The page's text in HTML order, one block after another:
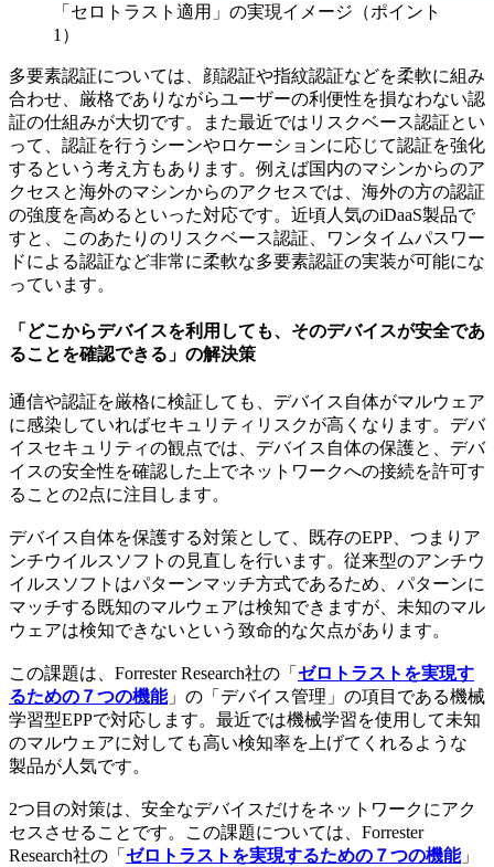
「セロトラスト適用」の実現イメージ（ポイント
1）
多要素認証については、顔認証や指紋認証などを柔軟に組み
合わせ、厳格でありながらユーザーの利便性を損なわない認
証の仕組みが大切です。また最近ではリスクベース認証とい
って、認証を行うシーンやロケーションに応じて認証を強化
するという考え方もあります。例えば国内のマシンからのア
クセスと海外のマシンからのアクセスでは、海外の方の認証
の強度を高めるといった対応です。近頃人気のiDaaS製品で
すと、このあたりのリスクベース認証、ワンタイムパスワー
ドによる認証など非常に柔軟な多要素認証の実装が可能にな
っています。
「どこからデバイスを利用しても、そのデバイスが安全であ
ることを確認できる」の解決策
通信や認証を厳格に検証しても、デバイス自体がマルウェア
に感染していればセキュリティリスクが高くなります。デバ
イスセキュリティの観点では、デバイス自体の保護と、デバ
イスの安全性を確認した上でネットワークへの接続を許可す
ることの2点に注目します。
デバイス自体を保護する対策として、既存のEPP、つまりア
ンチウイルスソフトの見直しを行います。従来型のアンチウ
イルスソフトはパターンマッチ方式であるため、パターンに
マッチする既知のマルウェアは検知できますが、未知のマル
ウェアは検知できないという致命的な欠点があります。
この課題は、Forrester Research社の「 ゼロトラストを実現す
るための７つの機能」の「デバイス管理」の項目である機械
学習型EPPで対応します。最近では機械学習を使用して未知
のマルウェアに対しても高い検知率を上げてくれるような
製品が人気です。
2つ目の対策は、安全なデバイスだけをネットワークにアク
セスさせることです。この課題については、Forrester
Research社の「 ゼロトラストを実現するための７つの機能」